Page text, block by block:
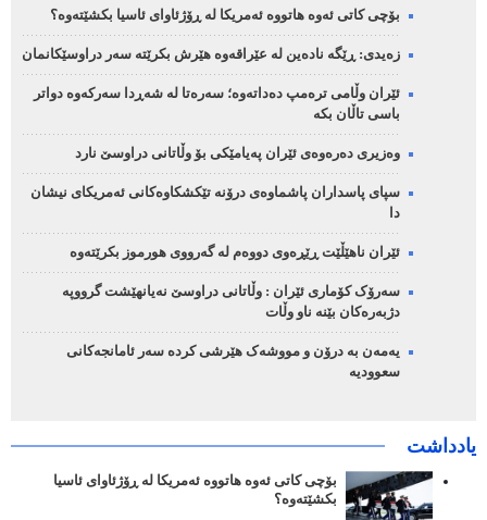
بۆچی کاتی ئەوە هاتووە ئەمریکا لە ڕۆژئاوای ئاسیا بکشێتەوە؟
زەیدی: ڕێگە نادەین لە عێراقەوە هێرش بکرێتە سەر دراوسێکانمان
ئێران وڵامی ترەمپ دەداتەوە؛ سەرەتا لە شەڕدا سەرکەوە دواتر
باسی تاڵان بکە
وەزیری دەرەوەی ئێران پەیامێکی بۆ وڵاتانی دراوسێ نارد
سپای پاسداران پاشماوەی درۆنە تێکشکاوەکانی ئەمریکای نیشان
دا
ئێران ناهێڵێت ڕێڕەوی دووەم لە گەرووی هورموز بکرێتەوە
سەرۆک کۆماری ئێران : وڵاتانی دراوسێ نەیانهێشت گرووپە
دژبەرەکان بێنە ناو وڵات
یەمەن بە درۆن و مووشەک هێرشی کردە سەر ئامانجەکانی
سعوودیە
یادداشت
بۆچی کاتی ئەوە هاتووە ئەمریکا لە ڕۆژئاوای ئاسیا
بکشێتەوە؟